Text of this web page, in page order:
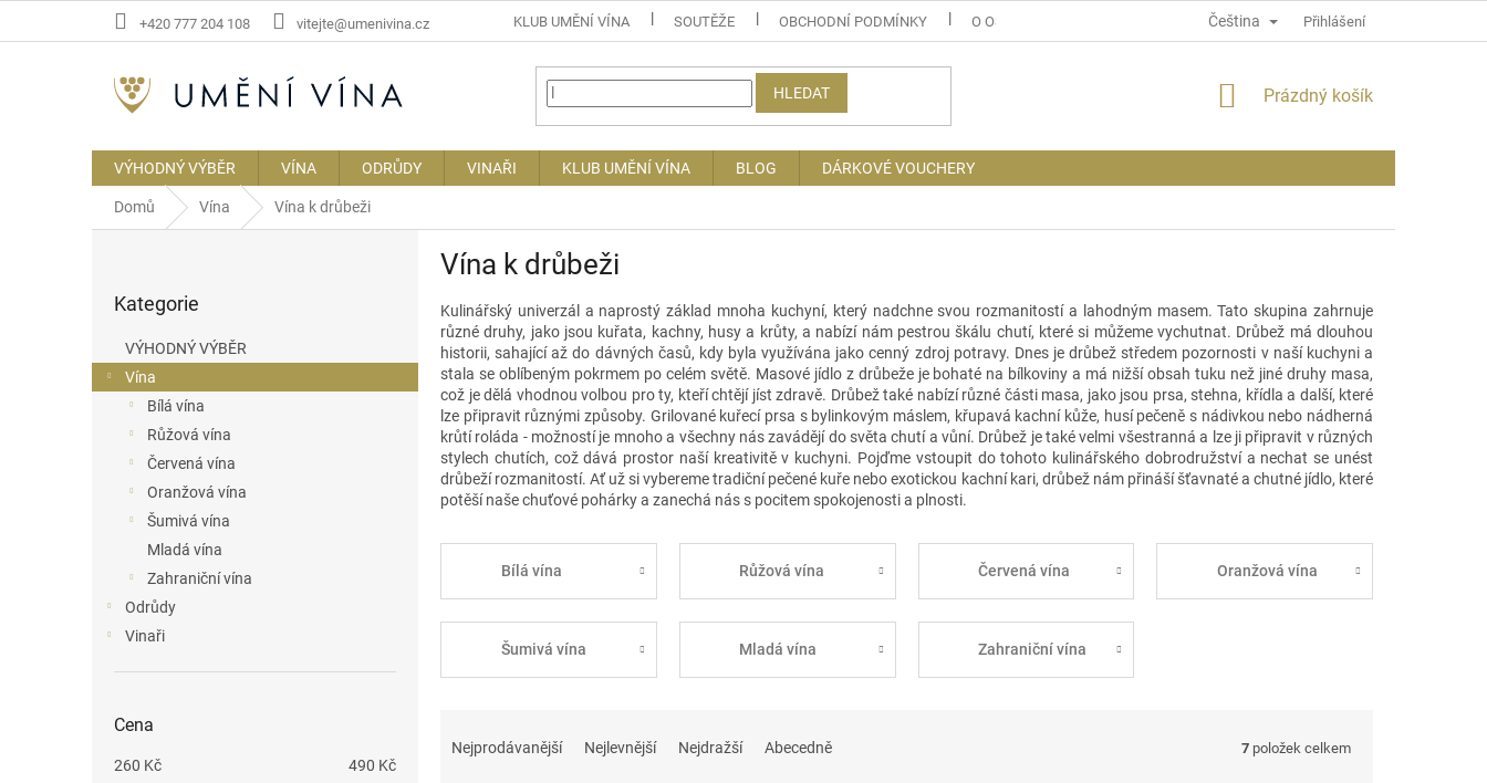
+420 777 204 108 vitejte@umenivina.cz KLUB UMĚNÍ VÍNA SOUTĚŽE OBCHODNÍ PODMÍNKY O OSOBNÍCH ÚDAJÍCH INFORMACE O WEBU
Čeština Přihlášení
HLEDAT
NÁKUPNÍ
Prázdný košík
VÝHODNÝ VÝBĚR VÍNA ODRŮDY VINAŘI KLUB UMĚNÍ VÍNA BLOG DÁRKOVÉ VOUCHERY
Domů Vína Vína k drůbeži
a
n
kategorie
Kategorie
VÝHODNÝ VÝBĚR
Vína
Bílá vína
Růžová vína
Červená vína
Oranžová vína
Šumivá vína
Mladá vína
Zahraniční vína
Odrůdy
Vinaři
Cena
260 Kč 490 Kč
Vína k drůbeži
Kulinářský univerzál a naprostý základ mnoha kuchyní, který nadchne svou rozmanitostí a lahodným masem. Tato skupina zahrnuje
různé druhy, jako jsou kuřata, kachny, husy a krůty, a nabízí nám pestrou škálu chutí, které si můžeme vychutnat. Drůbež má dlouhou
historii, sahající až do dávných časů, kdy byla využívána jako cenný zdroj potravy. Dnes je drůbež středem pozornosti v naší kuchyni a
stala se oblíbeným pokrmem po celém světě. Masové jídlo z drůbeže je bohaté na bílkoviny a má nižší obsah tuku než jiné druhy masa,
což je dělá vhodnou volbou pro ty, kteří chtějí jíst zdravě. Drůbež také nabízí různé části masa, jako jsou prsa, stehna, křídla a další, které
lze připravit různými způsoby. Grilované kuřecí prsa s bylinkovým máslem, křupavá kachní kůže, husí pečeně s nádivkou nebo nádherná
krůtí roláda - možností je mnoho a všechny nás zavádějí do světa chutí a vůní. Drůbež je také velmi všestranná a lze ji připravit v různých
stylech chutích, což dává prostor naší kreativitě v kuchyni. Pojďme vstoupit do tohoto kulinářského dobrodružství a nechat se unést
drůbeží rozmanitostí. Ať už si vybereme tradiční pečené kuře nebo exotickou kachní kari, drůbež nám přináší šťavnaté a chutné jídlo, které
potěší naše chuťové pohárky a zanechá nás s pocitem spokojenosti a plnosti.
Bílá vína Růžová vína Červená vína Oranžová vína
Šumivá vína Mladá vína Zahraniční vína
Nejprodávanější Nejlevnější Nejdražší Abecedně 7 položek celkem